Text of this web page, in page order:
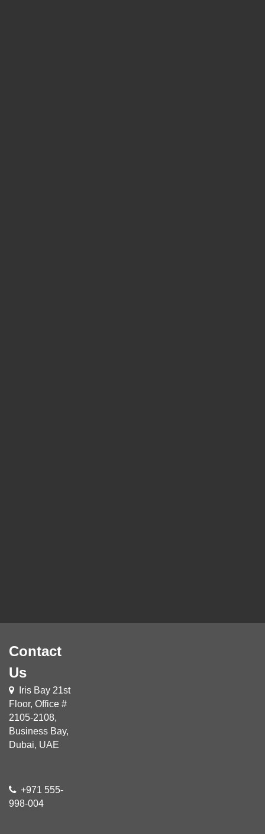
Contact
Us
Iris Bay 21st
Floor, Office #
2105-2108,
Business Bay,
Dubai, UAE
+971 555-
998-004